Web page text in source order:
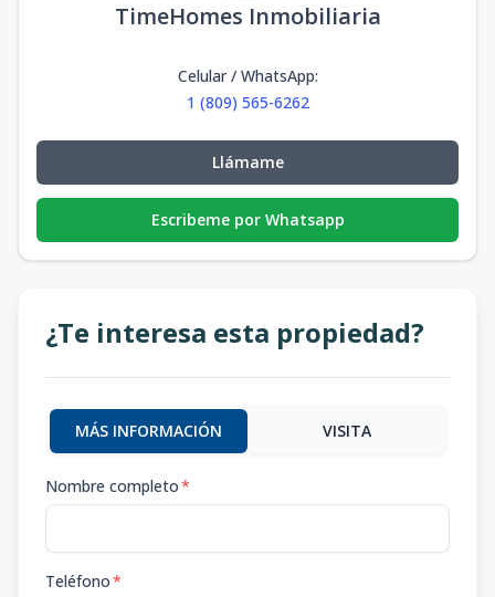
TimeHomes Inmobiliaria
Celular / WhatsApp:
1 (809) 565-6262
Llámame
Escribeme por Whatsapp
¿Te interesa esta propiedad?
MÁS INFORMACIÓN VISITA
Nombre completo*
Teléfono*